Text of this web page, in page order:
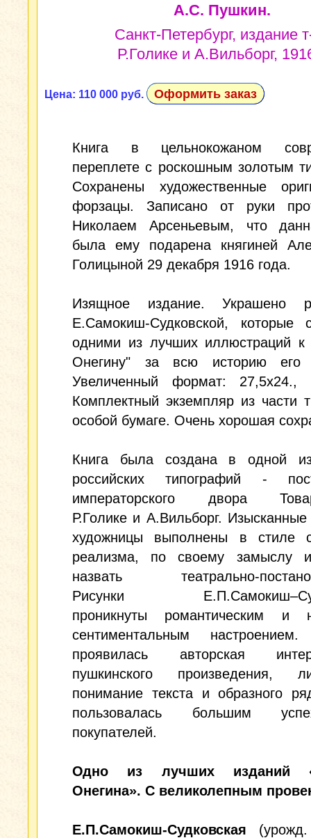
А.С. Пушкин.
Санкт-Петербург, издание
Р.Голике и А.Вильборг,
Цена: 110 000 руб. Оформить заказ
Книга в цельнокожаном
переплете с роскошным золотым
Сохранены художественные
форзацы. Записано от руки
Николаем Арсеньевым, что
была ему подарена княгиней
Голицыной 29 декабря 1916 года.
Изящное издание. Украшено
Е.Самокиш-Судковской, которые
одними из лучших иллюстраций к
Онегину" за всю историю его
Увеличенный формат: 27,5х24.,
Комплектный экземпляр из части
особой бумаге. Очень хорошая
Книга была создана в одной
российских типографий -
императорского двора
Р.Голике и А.Вильборг. Изысканные
художницы выполнены в стиле
реализма, по своему замыслу
назвать театрально-
Рисунки
проникнуты романтическим и
сентиментальным
проявилась авторская
пушкинского произведения,
понимание текста и образного
пользовалась большим
покупателей.
Одно из лучших изданий
Онегина». С великолепным
Е.П.Самокиш-Судковская